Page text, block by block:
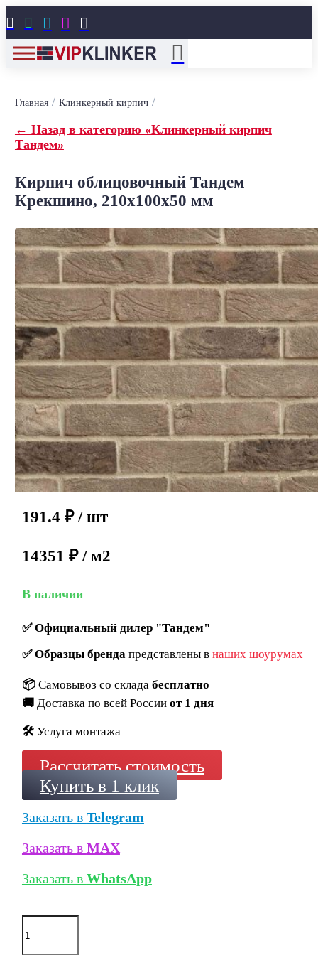
    
Главная/ Клинкерный кирпич/
← Назад в категорию «Клинкерный кирпич
Тандем»
Кирпич облицовочный Тандем
Крекшино, 210x100x50 мм
191.4 ₽ / шт
14351 ₽ / м2
В наличии
✅Официальный дилер "Тандем"
✅Образцы брендапредставлены в наших шоурумах
📦 Самовывоз со склада бесплатно
🚚 Доставка по всей России от 1 дня
🛠️ Услуга монтажа
Рассчитать стоимость
Купить в 1 клик
Заказать в Telegram
Заказать в MAX
Заказать в WhatsApp
Количество
товара